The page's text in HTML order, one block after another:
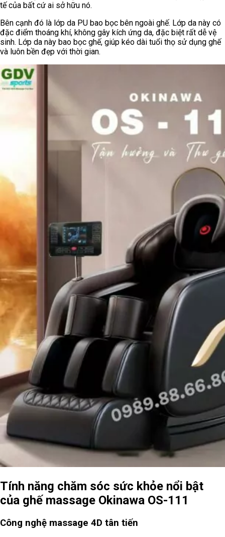
tế của bất cứ ai sở hữu nó.
Bên cạnh đó là lớp da PU bao bọc bên ngoài ghế. Lớp da này có
đặc điểm thoáng khí, không gây kích ứng da, đặc biệt rất dễ vệ
sinh. Lớp da này bao bọc ghế, giúp kéo dài tuổi thọ sử dụng ghế
và luôn bền đẹp với thời gian.
Tính năng chăm sóc sức khỏe nổi bật
của ghế massage Okinawa OS-111
Công nghệ massage 4D tân tiến